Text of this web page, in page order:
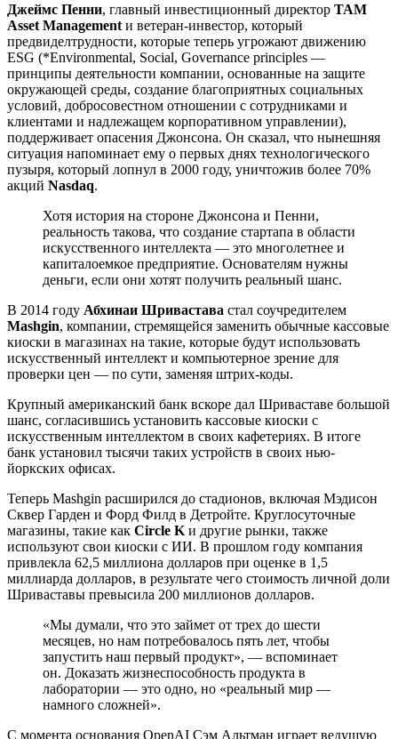
Джеймс Пенни, главный инвестиционный директор TAM
Asset Management и ветеран-инвестор, который
предвиделтрудности, которые теперь угрожают движению
ESG (*Environmental, Social, Governance principles —
принципы деятельности компании, основанные на защите
окружающей среды, создание благоприятных социальных
условий, добросовестном отношении с сотрудниками и
клиентами и надлежащем корпоративном управлении),
поддерживает опасения Джонсона. Он сказал, что нынешняя
ситуация напоминает ему о первых днях технологического
пузыря, который лопнул в 2000 году, уничтожив более 70%
акций Nasdaq.
Хотя история на стороне Джонсона и Пенни,
реальность такова, что создание стартапа в области
искусственного интеллекта — это многолетнее и
капиталоемкое предприятие. Основателям нужны
деньги, если они хотят получить реальный шанс.
В 2014 году Абхинаи Шривастава стал соучредителем
Mashgin, компании, стремящейся заменить обычные кассовые
киоски в магазинах на такие, которые будут использовать
искусственный интеллект и компьютерное зрение для
проверки цен — по сути, заменяя штрих-коды.
Крупный американский банк вскоре дал Шриваставе большой
шанс, согласившись установить кассовые киоски с
искусственным интеллектом в своих кафетериях. В итоге
банк установил тысячи таких устройств в своих нью-
йоркских офисах.
Теперь Mashgin расширился до стадионов, включая Мэдисон
Сквер Гарден и Форд Филд в Детройте. Круглосуточные
магазины, такие как Circle K и другие рынки, также
используют свои киоски с ИИ. В прошлом году компания
привлекла 62,5 миллиона долларов при оценке в 1,5
миллиарда долларов, в результате чего стоимость личной доли
Шриваставы превысила 200 миллионов долларов.
«Мы думали, что это займет от трех до шести
месяцев, но нам потребовалось пять лет, чтобы
запустить наш первый продукт», — вспоминает
он. Доказать жизнеспособность продукта в
лаборатории — это одно, но «реальный мир —
намного сложней».
С момента основания OpenAI Сэм Альтман играет ведущую